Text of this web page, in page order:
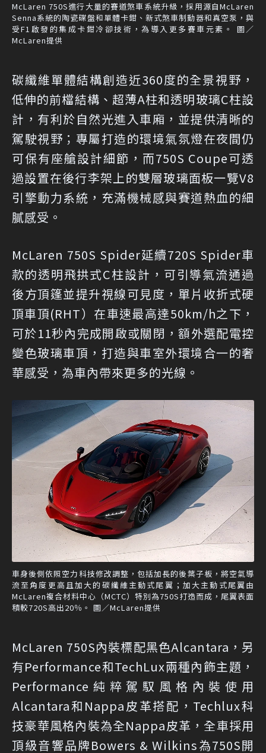
McLaren 750S進行大量的賽道煞車系統升級，採用源自McLaren
Senna系統的陶瓷碟盤和單體卡鉗、新式煞車制動器和真空泵，與
受F1啟發的集成卡鉗冷卻技術，為導入更多賽車元素。 圖／
McLaren提供
碳纖維單體結構創造近360度的全景視野，
低伸的前檔結構、超薄A柱和透明玻璃C柱設
計，有利於自然光進入車廂，並提供清晰的
駕駛視野；專屬打造的環境氣氛燈在夜間仍
可保有座艙設計細節，而750S Coupe可透
過設置在後行李架上的雙層玻璃面板一覽V8
引擎動力系統，充滿機械感與賽道熱血的細
膩感受。
McLaren 750S Spider延續720S Spider車
款的透明飛拱式C柱設計，可引導氣流通過
後方頂篷並提升視線可見度，單片收折式硬
頂車頂(RHT）在車速最高達50km/h之下，
可於11秒內完成開啟或關閉，額外選配電控
變色玻璃車頂，打造與車室外環境合一的奢
華感受，為車內帶來更多的光線。
車身後側依照空力科技修改調整，包括加長的後葉子板，將空氣導
流至角度更高且加大的碳纖維主動式尾翼；加大主動式尾翼由
McLaren複合材料中心（MCTC）特別為750S打造而成，尾翼表面
積較720S高出20％。 圖／McLaren提供
McLaren 750S內裝標配黑色Alcantara，另
有Performance和TechLux兩種內飾主題，
Performance純粹駕馭風格內裝使用
Alcantara和Nappa皮革搭配，Techlux科
技豪華風格內裝為全Nappa皮革，全車採用
頂級音響品牌Bowers & Wilkins為750S開